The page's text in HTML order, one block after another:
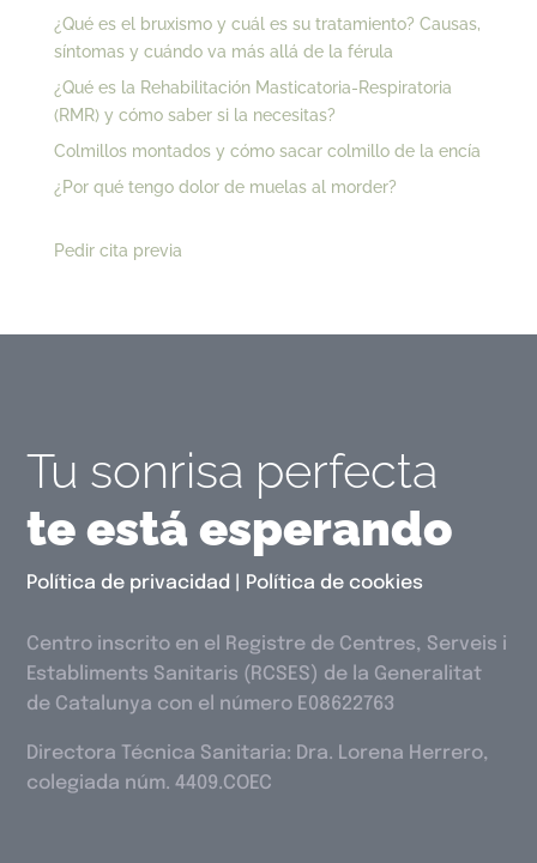
¿Qué es el bruxismo y cuál es su tratamiento? Causas,
síntomas y cuándo va más allá de la férula
¿Qué es la Rehabilitación Masticatoria-Respiratoria
(RMR) y cómo saber si la necesitas?
Colmillos montados y cómo sacar colmillo de la encía
¿Por qué tengo dolor de muelas al morder?
Pedir cita previa
Tu sonrisa perfecta
te está esperando
Política de privacidad Política de cookies
Centro inscrito en el Registre de Centres, Serveis i
Establiments Sanitaris (RCSES) de la Generalitat
de Catalunya con el número E08622763
Directora Técnica Sanitaria: Dra. Lorena Herrero,
colegiada núm. 4409.COEC